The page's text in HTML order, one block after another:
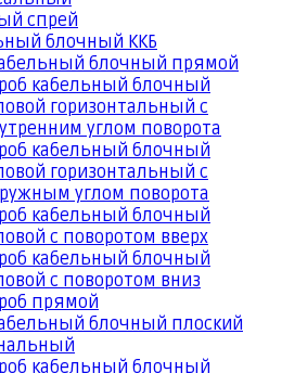
спрей
блочный ККБ
блочный прямой
кабельный блочный
горизонтальный с
углом поворота
кабельный блочный
горизонтальный с
углом поворота
кабельный блочный
с поворотом вверх
кабельный блочный
с поворотом вниз
прямой
блочный плоский
кабельный блочный